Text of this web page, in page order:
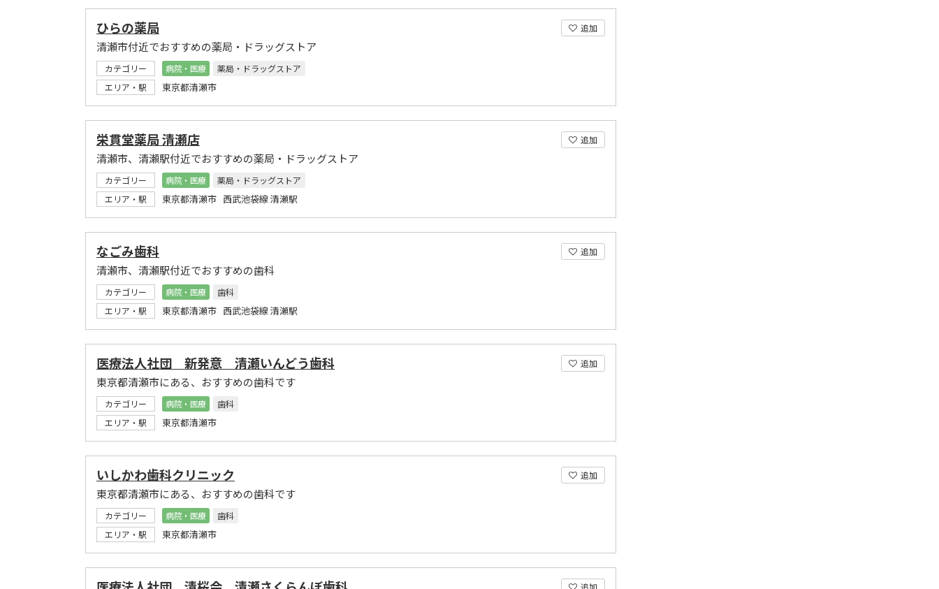
追加
ひらの薬局
清瀬市付近でおすすめの薬局・ドラッグストア
カテゴリー 病院・医療
薬局・ドラッグストア
エリア・駅
東京都清瀬市
追加
栄貫堂薬局 清瀬店
清瀬市、清瀬駅付近でおすすめの薬局・ドラッグストア
カテゴリー 病院・医療
薬局・ドラッグストア
エリア・駅
東京都清瀬市 西武池袋線 清瀬駅
追加
なごみ歯科
清瀬市、清瀬駅付近でおすすめの歯科
カテゴリー 病院・医療
歯科
エリア・駅
東京都清瀬市 西武池袋線 清瀬駅
追加
医療法人社団 新発意 清瀬いんどう歯科
東京都清瀬市にある、おすすめの歯科です
カテゴリー 病院・医療
歯科
エリア・駅
東京都清瀬市
追加
いしかわ歯科クリニック
東京都清瀬市にある、おすすめの歯科です
カテゴリー 病院・医療
歯科
エリア・駅
東京都清瀬市
追加